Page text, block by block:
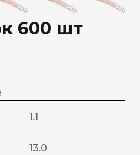
600 шт
1.1
13.0